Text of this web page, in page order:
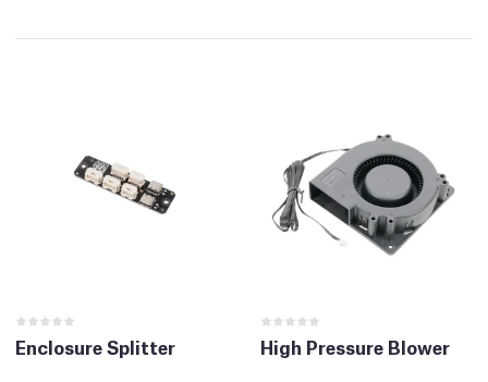
Enclosure Splitter High Pressure Blower